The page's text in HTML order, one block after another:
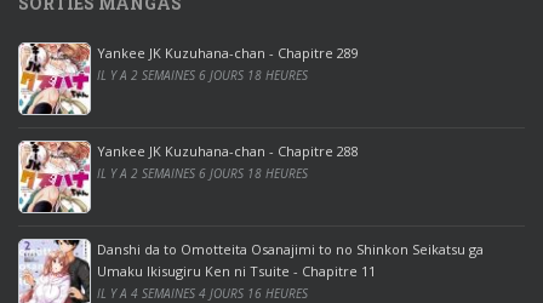
0
p
r
o
o
ff
i
c
e
2
0
Yankee JK Kuzuhana-chan - Chapitre 289
IL Y A 2 SEMAINES 6 JOURS 18 HEURES
Yankee JK Kuzuhana-chan - Chapitre 288
IL Y A 2 SEMAINES 6 JOURS 18 HEURES
Danshi da to Omotteita Osanajimi to no Shinkon Seikatsu ga
Umaku Ikisugiru Ken ni Tsuite - Chapitre 11
IL Y A 4 SEMAINES 4 JOURS 16 HEURES